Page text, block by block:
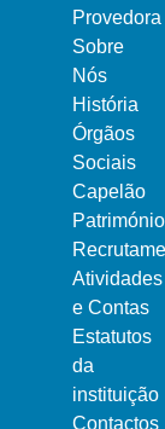
Provedora
Sobre
Nós
História
Órgãos
Sociais
Capelão
Património
Atividades
e Contas
Estatutos
da
instituição
Contactos